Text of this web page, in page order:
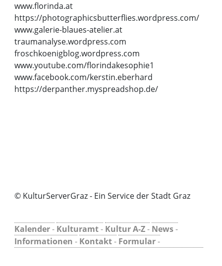
www.florinda.at
https://photographicsbutterflies.wordpress.com/
www.galerie-blaues-atelier.at
traumanalyse.wordpress.com
froschkoenigblog.wordpress.com
www.youtube.com/florindakesophie1
www.facebook.com/kerstin.eberhard
https://derpanther.myspreadshop.de/
© KulturServerGraz - Ein Service der Stadt Graz
Kalender- Kulturamt- Kultur A-Z- News-
Informationen - Kontakt- Formular-